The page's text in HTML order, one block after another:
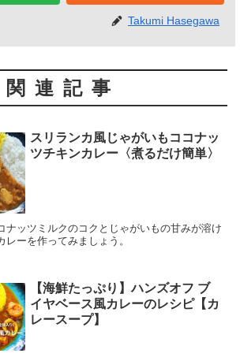
Takumi Hasegawa
関連記事
スリランカ風じゃがいもココナッ
ツチキンカレー〈煮るだけ簡単〉
ナッツミルクのコクとじゃがいもの甘みが溶け
ーを作ってみましょう。
【海鮮たっぷり】ハンズオフ ブ
イヤベース風カレーのレシピ【カ
レースープ】